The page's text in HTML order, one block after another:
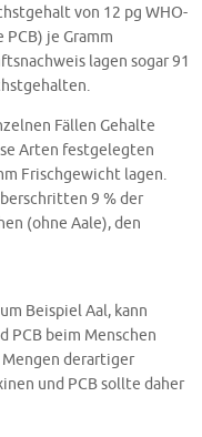
von 12 pg WHO-
je Gramm
lagen sogar 91
Fällen Gehalte
Arten festgelegten
Frischgewicht lagen.
9 % der
(ohne Aale), den
Beispiel Aal, kann
PCB beim Menschen
derartiger
und PCB sollte daher